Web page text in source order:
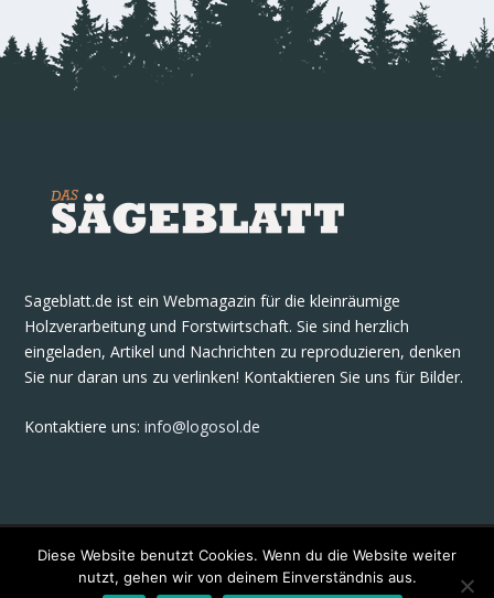
Sageblatt.de ist ein Webmagazin für die kleinräumige
Holzverarbeitung und Forstwirtschaft. Sie sind herzlich
eingeladen, Artikel und Nachrichten zu reproduzieren, denken
Sie nur daran uns zu verlinken! Kontaktieren Sie uns für Bilder.
Kontaktiere uns:info@logosol.de
Diese Website benutzt Cookies. Wenn du die Website weiter
nutzt, gehen wir von deinem Einverständnis aus.